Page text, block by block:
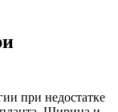
при недостатке